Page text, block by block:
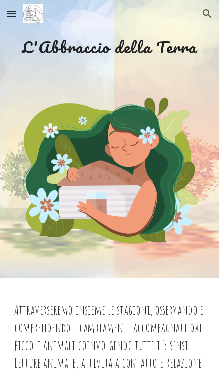
Skip to main content Skip to navigation
L'Abbraccio della Terra
Attraverseremo insieme le stagioni, osservando e
comprendendo i cambiamenti accompagnati dai
piccoli animali coinvolgendo tutti i 5 sensi .
Letture animate, attività a contatto e relazione